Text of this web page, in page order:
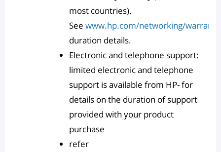
most countries).
See www.hp.com/networking/
duration details.
Electronic and telephone support:
limited electronic and telephone
support is available from HP- for
details on the duration of support
provided with your product
purchase
refer